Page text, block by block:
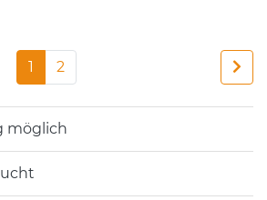
1 2
möglich